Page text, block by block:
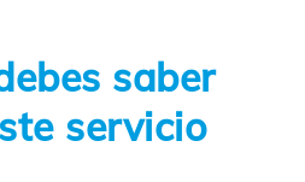
saber
servicio